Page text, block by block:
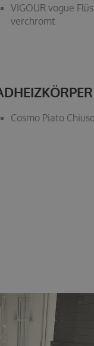
VIGOUR vogue
verchromt
Cosmo Piato